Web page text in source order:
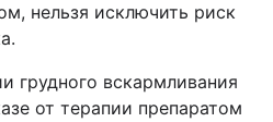
нельзя исключить риск
грудного вскармливания
от терапии препаратом